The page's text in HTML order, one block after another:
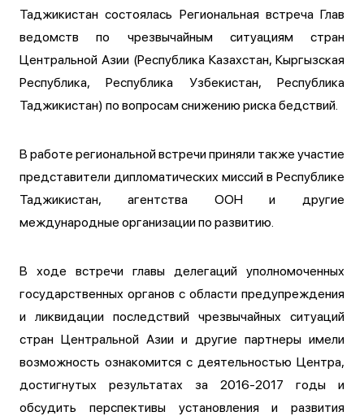
Таджикистан состоялась Региональная встреча Глав
ведомств по чрезвычайным ситуациям стран
Центральной Азии (Республика Казахстан, Кыргызская
Республика, Республика Узбекистан, Республика
Таджикистан) по вопросам снижению риска бедствий.
В работе региональной встречи приняли также участие
представители дипломатических миссий в Республике
Таджикистан, агентства ООН и другие
международные организации по развитию.
В ходе встречи главы делегаций уполномоченных
государственных органов с области предупреждения
и ликвидации последствий чрезвычайных ситуаций
стран Центральной Азии и другие партнеры имели
возможность ознакомится с деятельностью Центра,
достигнутых результатах за 2016-2017 годы и
обсудить перспективы установления и развития